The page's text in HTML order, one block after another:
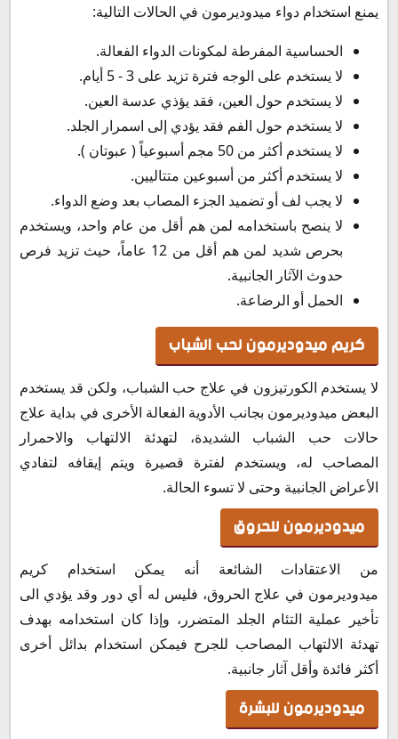
يمنع استخدام دواء ميدوديرمون في الحالات التالية:
الحساسية المفرطة لمكونات الدواء الفعالة.
لا يستخدم على الوجه فترة تزيد على 3 - 5 أيام.
لا يستخدم حول العين، فقد يؤذي عدسة العين.
لا يستخدم حول الفم فقد يؤدي إلى اسمرار الجلد.
لا يستخدم أكثر من 50 مجم أسبوعياً ( عبوتان ).
لا يستخدم أكثر من أسبوعين متتاليين.
لا يجب لف أو تضميد الجزء المصاب بعد وضع الدواء.
لا ينصح باستخدامه لمن هم أقل من عام واحد، ويستخدم
بحرص شديد لمن هم أقل من 12 عاماً، حيث تزيد فرص
حدوث الآثار الجانبية.
الحمل أو الرضاعة.
كريم ميدوديرمون لحب الشباب
لا يستخدم الكورتيزون في علاج حب الشباب، ولكن قد يستخدم
البعض ميدوديرمون بجانب الأدوية الفعالة الأخرى في بداية علاج
حالات حب الشباب الشديدة، لتهدئة الالتهاب والاحمرار
المصاحب له، ويستخدم لفترة قصيرة ويتم إيقافه لتفادي
الأعراض الجانبية وحتى لا تسوء الحالة.
ميدوديرمون للحروق
من الاعتقادات الشائعة أنه يمكن استخدام كريم
ميدوديرمون في علاج الحروق، فليس له أي دور وقد يؤدي الى
تأخير عملية التئام الجلد المتضرر، وإذا كان استخدامه بهدف
تهدئة الالتهاب المصاحب للجرح فيمكن استخدام بدائل أخرى
أكثر فائدة وأقل آثار جانبية.
ميدوديرمون للبشرة